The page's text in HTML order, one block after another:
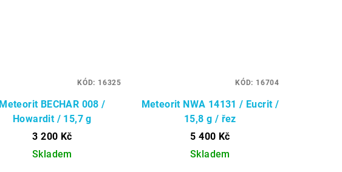
Meteorit BECHAR 008 /
Howardit / 15,7 g
3 200 Kč
Skladem
KÓD: 16325
Meteorit NWA 14131 / Eucrit /
15,8 g / řez
5 400 Kč
Skladem
KÓD: 16704